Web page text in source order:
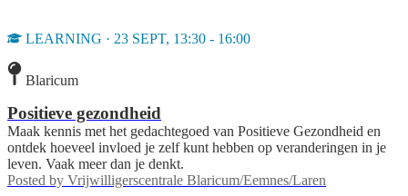
LEARNING · 23 SEPT, 13:30 - 16:00
Blaricum
Positieve gezondheid
Maak kennis met het gedachtegoed van Positieve Gezondheid en
ontdek hoeveel invloed je zelf kunt hebben op veranderingen in je
leven. Vaak meer dan je denkt.
Posted by Vrijwilligerscentrale Blaricum/Eemnes/Laren